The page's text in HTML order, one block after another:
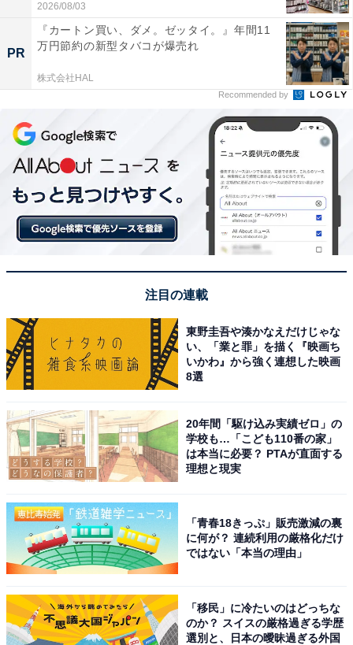
2026/08/03
PR
『カートン買い、ダメ。ゼッタイ。』年間11
万円節約の新型タバコが爆売れ
株式会社HAL
Recommended by
注目の連載
東野圭吾や湊かなえだけじゃな
い、「業と罪」を描く『映画ち
いかわ』から強く連想した映画
8選
20年間「駆け込み実績ゼロ」の
学校も…「こども110番の家」
は本当に必要？ PTAが直面する
理想と現実
「青春18きっぷ」販売激減の裏
に何が？ 連続利用の厳格化だけ
ではない「本当の理由」
「移民」に冷たいのはどっちな
のか？ スイスの厳格過ぎる学歴
選別と、日本の曖昧過ぎる外国